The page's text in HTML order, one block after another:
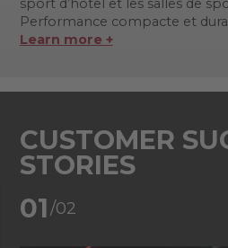
sport d’hôtel et les salles de
Performance compacte et
Learn more +
CUSTOMER
STORIES
02/02